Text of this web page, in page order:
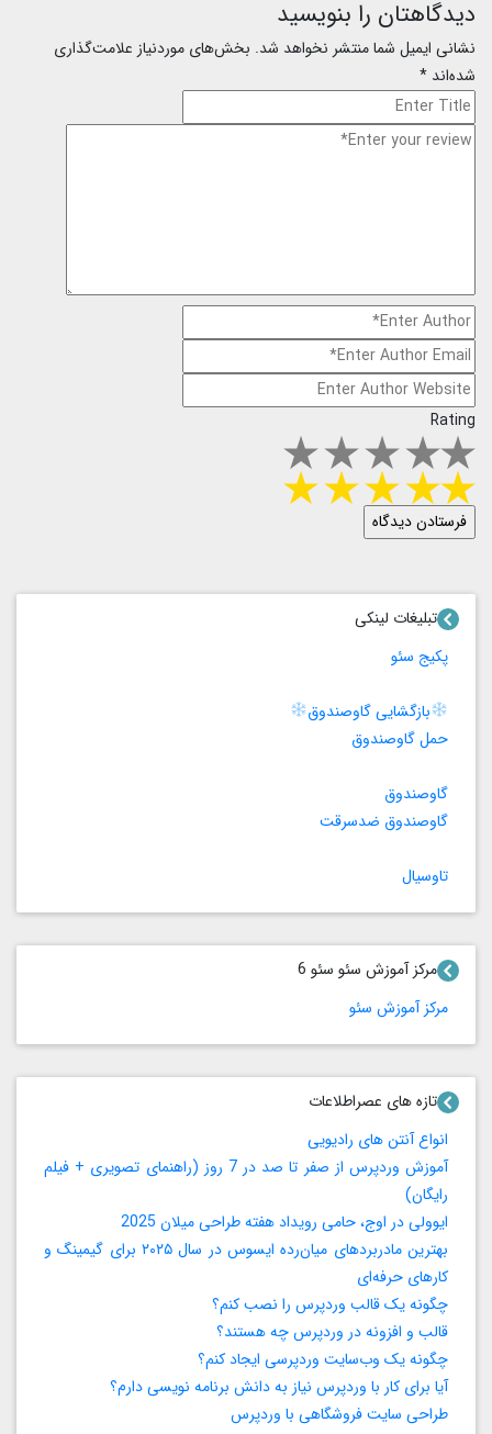
دیدگاهتان را بنویسید
نشانی ایمیل شما منتشر نخواهد شد. بخش‌های موردنیاز علامت‌گذاری
شده‌اند *
Rating
تبلیغات لینکی
پکیج سئو
بازگشایی گاوصندوق
حمل گاوصندوق
گاوصندوق
گاوصندوق ضدسرقت
تاوسیال
مرکز آموزش سئو سئو 6
مرکز آموزش سئو
تازه های عصراطلاعات
انواع آنتن های رادیویی
آموزش وردپرس از صفر تا صد در 7 روز (راهنمای تصویری + فیلم
رایگان)
ایوولی در اوج، حامی رویداد هفته طراحی میلان 2025
بهترین مادربردهای میان‌رده ایسوس در سال ۲۰۲۵ برای گیمینگ و
کارهای حرفه‌ای
چگونه یک قالب وردپرس را نصب کنم؟
قالب و افزونه در وردپرس چه هستند؟
چگونه یک وب‌سایت وردپرسی ایجاد کنم؟
آیا برای کار با وردپرس نیاز به دانش برنامه‌ نویسی دارم؟
طراحی سایت فروشگاهی با وردپرس